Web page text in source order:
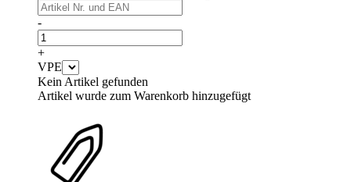
-
+
VPE
Kein Artikel gefunden
Artikel wurde zum Warenkorb hinzugefügt